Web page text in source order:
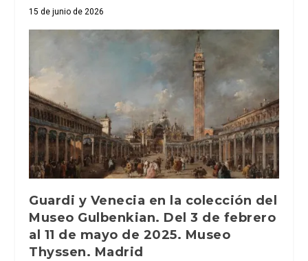
15 de junio de 2026
Guardi y Venecia en la colección del
Museo Gulbenkian. Del 3 de febrero
al 11 de mayo de 2025. Museo
Thyssen. Madrid